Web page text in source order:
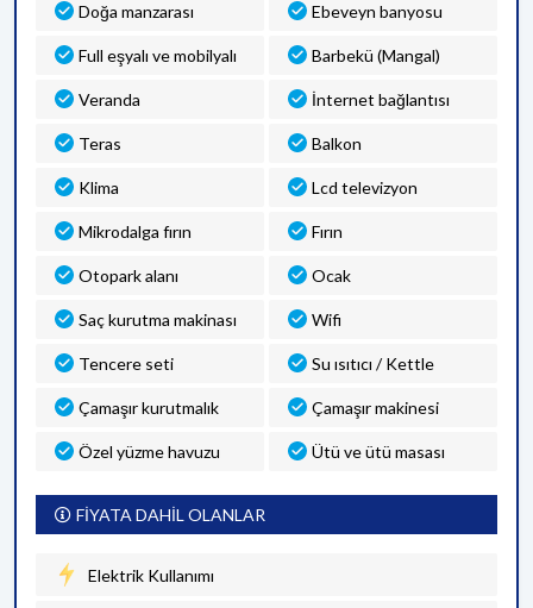
Doğa manzarası Ebeveyn banyosu
Full eşyalı ve mobilyalı Barbekü (Mangal)
Veranda İnternet bağlantısı
Teras Balkon
Klima Lcd televizyon
Mikrodalga fırın Fırın
Otopark alanı Ocak
Saç kurutma makinası Wifi
Tencere seti Su ısıtıcı / Kettle
Çamaşır kurutmalık Çamaşır makinesi
Özel yüzme havuzu Ütü ve ütü masası
FİYATA DAHİL OLANLAR
Elektrik Kullanımı